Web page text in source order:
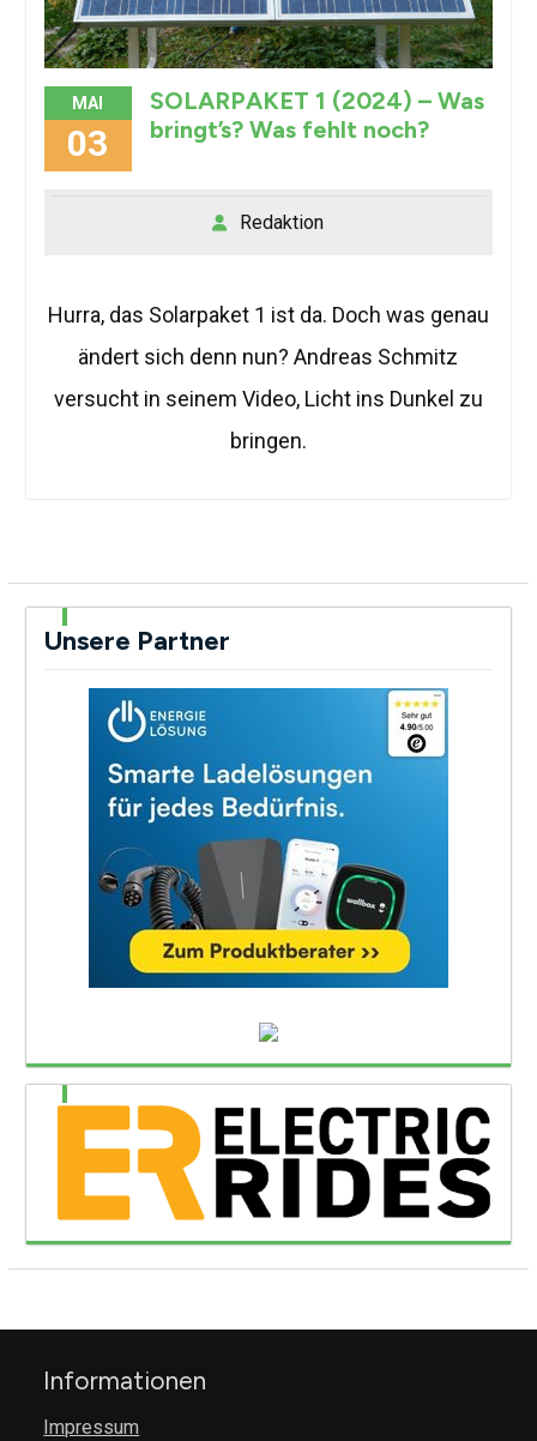
MAI
03
SOLARPAKET 1 (2024) – Was
bringt’s? Was fehlt noch?
Redaktion
Hurra, das Solarpaket 1 ist da. Doch was genau
ändert sich denn nun? Andreas Schmitz
versucht in seinem Video, Licht ins Dunkel zu
bringen.
Unsere Partner
Informationen
Impressum